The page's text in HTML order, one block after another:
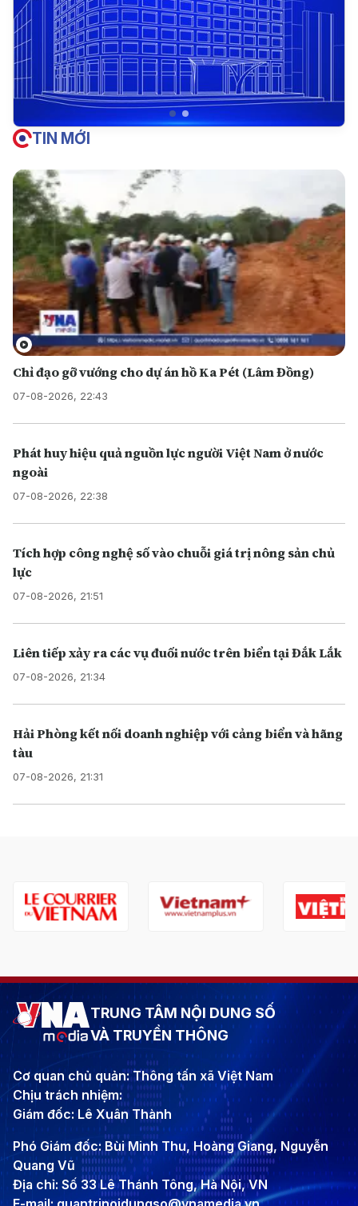
TIN MỚI
Chỉ đạo gỡ vướng cho dự án hồ Ka Pét (Lâm Đồng)
07-08-2026, 22:43
Phát huy hiệu quả nguồn lực người Việt Nam ở nước
ngoài
07-08-2026, 22:38
Tích hợp công nghệ số vào chuỗi giá trị nông sản chủ
lực
07-08-2026, 21:51
Liên tiếp xảy ra các vụ đuối nước trên biển tại Đắk Lắk
07-08-2026, 21:34
Hải Phòng kết nối doanh nghiệp với cảng biển và hãng
tàu
07-08-2026, 21:31
TRUNG TÂM NỘI DUNG SỐ
VÀ TRUYỀN THÔNG
Cơ quan chủ quản: Thông tấn xã Việt Nam
Chịu trách nhiệm:
Giám đốc: Lê Xuân Thành
Phó Giám đốc: Bùi Minh Thu, Hoàng Giang, Nguyễn
Quang Vũ
Địa chỉ: Số 33 Lê Thánh Tông, Hà Nội, VN